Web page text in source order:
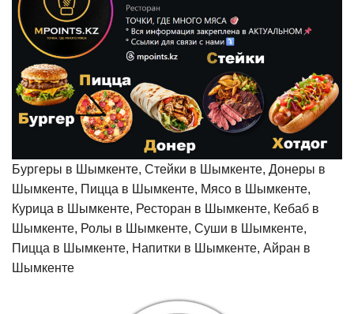
Бургеры в Шымкенте, Стейки в Шымкенте, Донеры в
Шымкенте, Пицца в Шымкенте, Мясо в Шымкенте,
Курица в Шымкенте, Ресторан в Шымкенте, Кебаб в
Шымкенте, Ролы в Шымкенте, Суши в Шымкенте,
Пицца в Шымкенте, Напитки в Шымкенте, Айран в
Шымкенте